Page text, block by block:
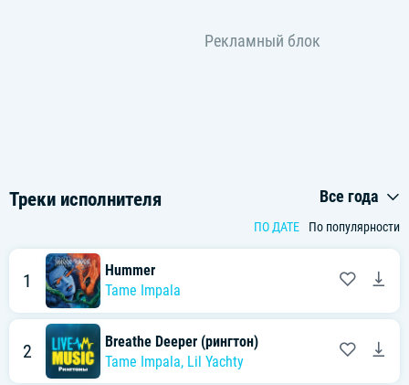
Треки исполнителя Все года
ПО ДАТЕ По популярности
1
Hummer
Tame Impala
2
Breathe Deeper (рингтон)
Tame Impala, Lil Yachty